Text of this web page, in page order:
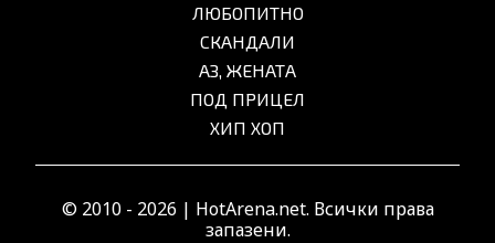
ЛЮБОПИТНО
СКАНДАЛИ
АЗ, ЖЕНАТА
ПОД ПРИЦЕЛ
ХИП ХОП
© 2010 - 2026 | HotArena.net. Всички права
запазени.